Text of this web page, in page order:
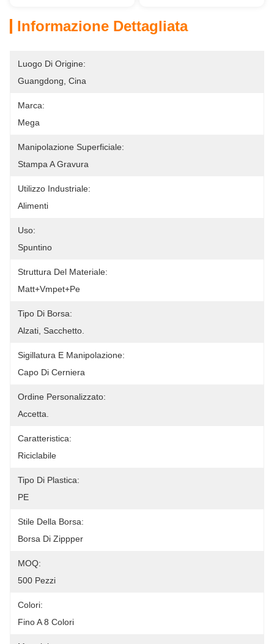
Informazione Dettagliata
Luogo Di Origine:
Guangdong, Cina
Marca:
Mega
Manipolazione Superficiale:
Stampa A Gravura
Utilizzo Industriale:
Alimenti
Uso:
Spuntino
Struttura Del Materiale:
Matt+vmpet+pe
Tipo Di Borsa:
Alzati, Sacchetto.
Sigillatura E Manipolazione:
Capo Di Cerniera
Ordine Personalizzato:
Accetta.
Caratteristica:
Riciclabile
Tipo Di Plastica:
PE
Stile Della Borsa:
Borsa Di Zippper
MOQ:
500 Pezzi
Colori:
Fino A 8 Colori